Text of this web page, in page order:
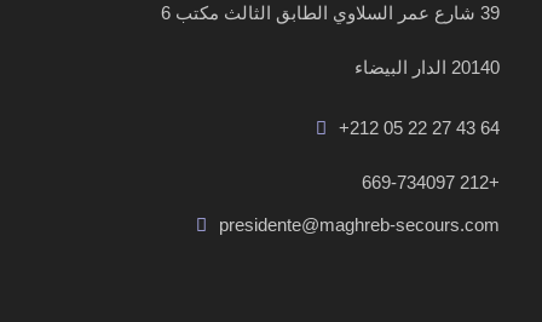
39 شارع عمر السلاوي الطابق الثالث مكتب 6
20140 الدار البيضاء
+212 05 22 27 43 64
+212 669-734097
presidente@maghreb-secours.com